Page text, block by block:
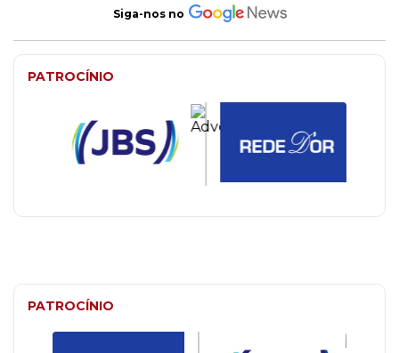
Siga-nos no
PATROCÍNIO
PATROCÍNIO